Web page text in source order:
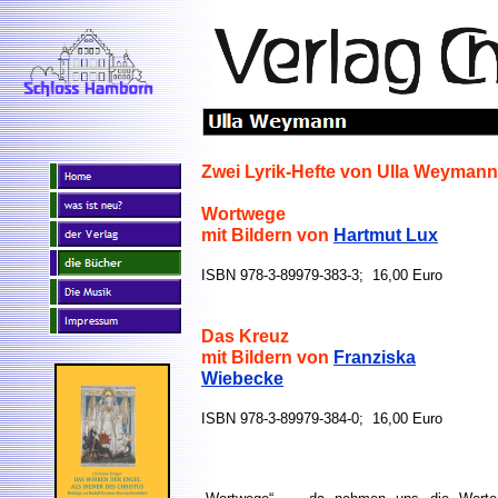
Zwei Lyrik-Hefte von Ulla
Wortwege
mit Bildern von Hartmut Lux
ISBN 978-3-89979-383-3; 16,00 Euro
Das Kreuz
mit Bildern von Franziska
Wiebecke
ISBN 978-3-89979-384-0; 16,00 Euro